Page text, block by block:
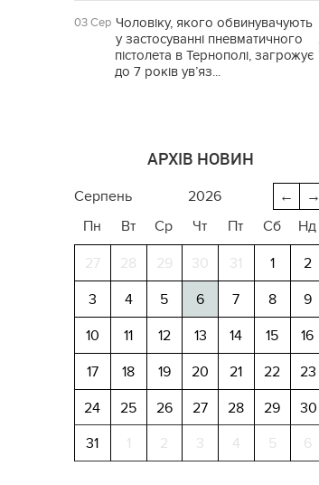
03 Сер Чоловіку, якого обвинувачують
у застосуванні пневматичного
пістолета в Тернополі, загрожує
до 7 років ув’яз...
АРХІВ НОВИН
→
←
серпень
2026
Пн
Вт Ср Чт Пт Сб Нд
27 28 29 30 31 1
2
3
4 5 6 7 8
9
10
11 12 13 14 15
16
17
18 19 20 21 22
23
24
25 26 27 28 29
30
31
1 2 3 4 5 6